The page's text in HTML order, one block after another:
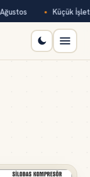
Küçük